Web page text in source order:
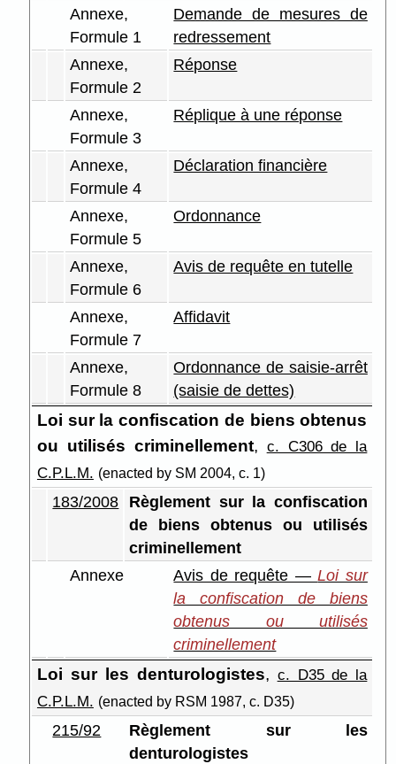
Annexe,
Formule 1
Demande de mesures de
redressement
Annexe,
Formule 2
Réponse
Annexe,
Formule 3
Réplique à une réponse
Annexe,
Formule 4
Déclaration financière
Annexe,
Formule 5
Ordonnance
Annexe,
Formule 6
Avis de requête en tutelle
Annexe,
Formule 7
Affidavit
Annexe,
Formule 8
Ordonnance de saisie-arrêt
(saisie de dettes)
Loi sur la confiscation de biens obtenus
ou utilisés criminellement, c. C306 de la
C.P.L.M. (enacted by SM 2004, c. 1)
183/2008
Règlement sur la confiscation
de biens obtenus ou utilisés
criminellement
Annexe
Avis de requête —Loi sur
la confiscation de biens
obtenus ou utilisés
criminellement
Loi sur les denturologistes, c. D35 de la
C.P.L.M. (enacted by RSM 1987, c. D35)
215/92
Règlement sur les
denturologistes